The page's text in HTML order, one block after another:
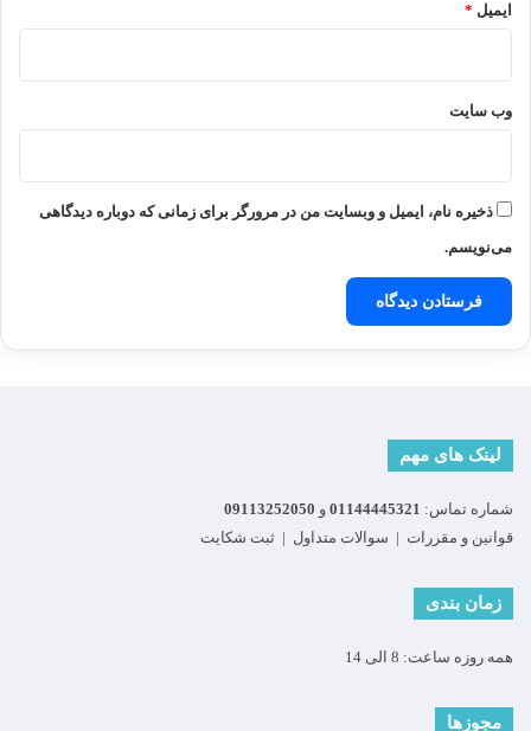
ایمیل *
وب‌ سایت
ذخیره نام، ایمیل و وبسایت من در مرورگر برای زمانی که دوباره دیدگاهی
می‌نویسم.
لینک های مهم
شماره تماس: 01144445321 و 09113252050
قوانین و مقررات | سوالات متداول | ثبت شکایت
زمان بندی
همه روزه ساعت: 8 الی 14
مجوزها